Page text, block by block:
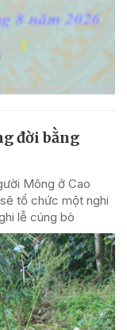
đời bằng
Mông ở Cao
tổ chức một nghi
lễ cúng bò